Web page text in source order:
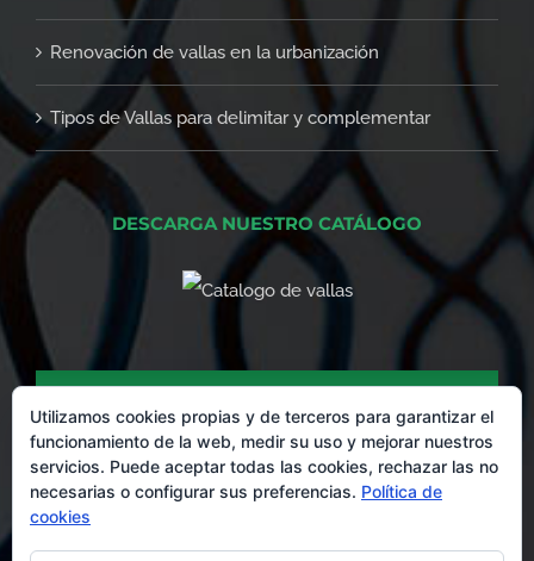
Renovación de vallas en la urbanización
Tipos de Vallas para delimitar y complementar
DESCARGA NUESTRO CATÁLOGO
PRODUCTOS
Utilizamos cookies propias y de terceros para garantizar el
funcionamiento de la web, medir su uso y mejorar nuestros
servicios. Puede aceptar todas las cookies, rechazar las no
necesarias o configurar sus preferencias. Política de
cookies